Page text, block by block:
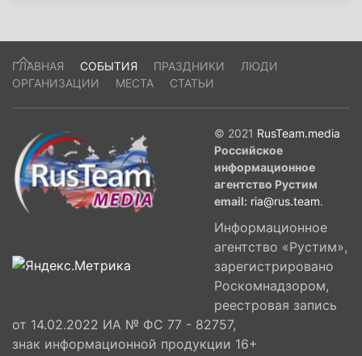
Федерации еврейских общин Александр
Борода и председатель попечительского
совета музея Виктор Вексельберг.
ГЛАВНАЯ СОБЫТИЯ ПРАЗДНИКИ
ЛЮДИ
ОРГАНИЗАЦИИ
МЕСТА СТАТЬИ
© 2021 RusTeam.media
Российское
информационное
агентство Рустим
email: ria@rus.team.
Информационное
агентство «Рустим»,
зарегистрировано
Роскомнадзором,
реестровая запись
от 14.02.2022 ИА № ФС 77 - 82757,
знак информационной продукции 16+